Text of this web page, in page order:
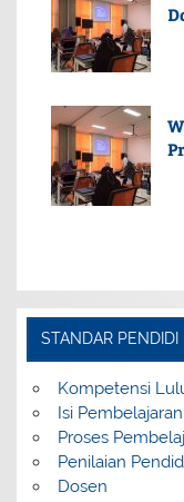
STANDAR PENDIDI
Kompetensi
Isi Pembelajaran
Proses
Penilaian
Dosen